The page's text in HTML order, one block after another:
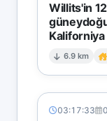
Willits'in
Kaliforniya
6.9 km
03:17:33